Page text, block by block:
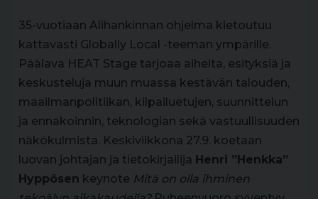
35-vuotiaan Alihankinnan ohjelma kietoutuu
kattavasti Globally Local -teeman ympärille.
Päälava HEAT Stage tarjoaa aiheita, esityksiä ja
keskusteluja muun muassa kestävän talouden,
maailmanpolitiikan, kilpailuetujen, suunnittelun
ja ennakoinnin, teknologian sekä vastuullisuuden
näkökulmista. Keskiviikkona 27.9. koetaan
luovan johtajan ja tietokirjailija Henri ”Henkka”
Hyppösen keynote Mitä on olla ihminen